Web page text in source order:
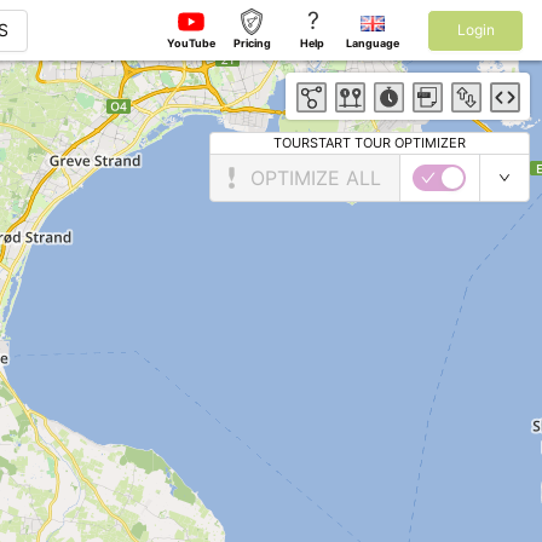
YouTube Pricing
?
Help Language
Login
TOURSTART TOUR OPTIMIZER
OPTIMIZE ALL